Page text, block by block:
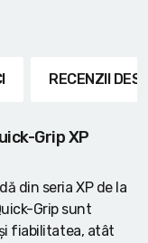
RECENZII
Grip XP
din seria XP de la
Grip sunt
fiabilitatea, atât